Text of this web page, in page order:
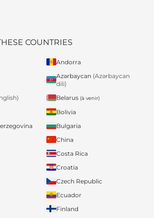
COUNTRIES
Andorra
Azərbaycan (Azərbaycan
dili)
Belarus (à venir)
Bolivia
Bulgaria
China
Costa Rica
Croatia
Czech Republic
Ecuador
Finland